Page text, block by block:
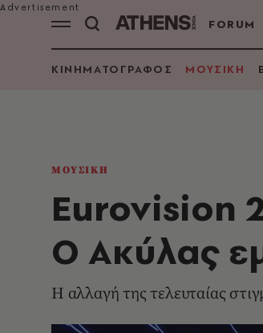
FORUM
ΚΙΝΗΜΑΤΟΓΡΑΦΟΣ ΜΟΥΣΙΚΗ
ΜΟΥΣΙΚΗ
Eurovision
O Ακύλας
Η αλλαγή της τελευταίας